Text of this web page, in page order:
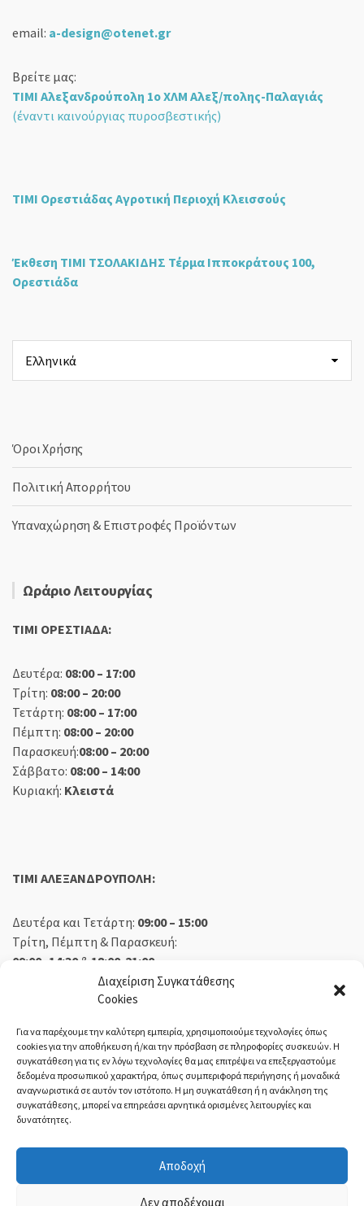
Διαχείριση Συγκατάθεσης
Cookies
Για να παρέχουμε την καλύτερη εμπειρία, χρησιμοποιούμε τεχνολογίες όπως
cookies για την αποθήκευση ή/και την πρόσβαση σε πληροφορίες συσκευών. Η
συγκατάθεση για τις εν λόγω τεχνολογίες θα μας επιτρέψει να επεξεργαστούμε
δεδομένα προσωπικού χαρακτήρα, όπως συμπεριφορά περιήγησης ή μοναδικά
αναγνωριστικά σε αυτόν τον ιστότοπο. Η μη συγκατάθεση ή η ανάκληση της
συγκατάθεσης, μπορεί να επηρεάσει αρνητικά ορισμένες λειτουργίες και
δυνατότητες.
Αποδοχή
Δεν αποδέχομαι
email: a-design@otenet.gr
Βρείτε μας:
ΤΙΜΙ Αλεξανδρούπολη 1ο ΧΛΜ Αλεξ/πολης-Παλαγιάς
(έναντι καινούργιας πυροσβεστικής)
ΤΙΜΙ Ορεστιάδας Αγροτική Περιοχή Κλεισσούς
Έκθεση ΤΙΜΙ ΤΣΟΛΑΚΙΔΗΣ Τέρμα Ιπποκράτους 100,
Ορεστιάδα
μια
γλώσσα
Όροι Χρήσης
Πολιτική Απορρήτου
Υπαναχώρηση & Επιστροφές Προϊόντων
Ωράριο Λειτουργίας
TIMI ΟΡΕΣΤΙΑΔΑ:
Δευτέρα: 08:00 – 17:00
Τρίτη: 08:00 – 20:00
Τετάρτη: 08:00 – 17:00
Πέμπτη: 08:00 – 20:00
Παρασκευή:08:00 – 20:00
Σάββατο: 08:00 – 14:00
Κυριακή: Κλειστά
TIMI ΑΛΕΞΑΝΔΡΟΥΠΟΛΗ:
Δευτέρα και Τετάρτη: 09:00 – 15:00
Τρίτη, Πέμπτη & Παρασκευή:
09:00 -14:30 & 18:00-21:00
09:00 – 14:30
Κλειστά
ΕΚΘΕΣΗ ΟΡΕΣΤΙΑΔΑ:
Τρίτη, Πέμπτη, Παρασκευή:08:30 – 14:00 & 18:00 – 21:00